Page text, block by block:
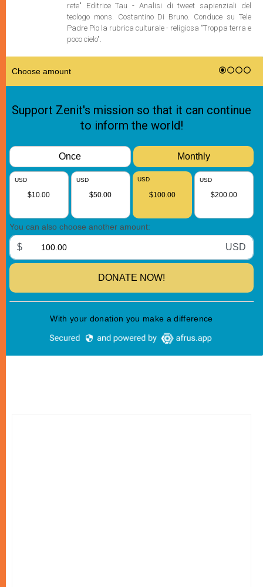
rete" Editrice Tau - Analisi di tweet sapienziali del
teologo mons. Costantino Di Bruno. Conduce su Tele
Padre Pio la rubrica culturale - religiosa "Troppa terra e
poco cielo".